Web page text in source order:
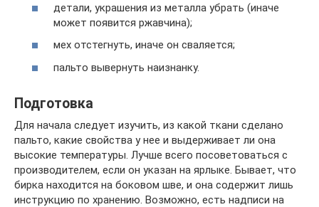
детали, украшения из металла убрать (иначе
может появится ржавчина);
мех отстегнуть, иначе он сваляется;
пальто вывернуть наизнанку.
Подготовка
Для начала следует изучить, из какой ткани сделано
пальто, какие свойства у нее и выдерживает ли она
высокие температуры. Лучше всего посоветоваться с
производителем, если он указан на ярлыке. Бывает, что
бирка находится на боковом шве, и она содержит лишь
инструкцию по хранению. Возможно, есть надписи на